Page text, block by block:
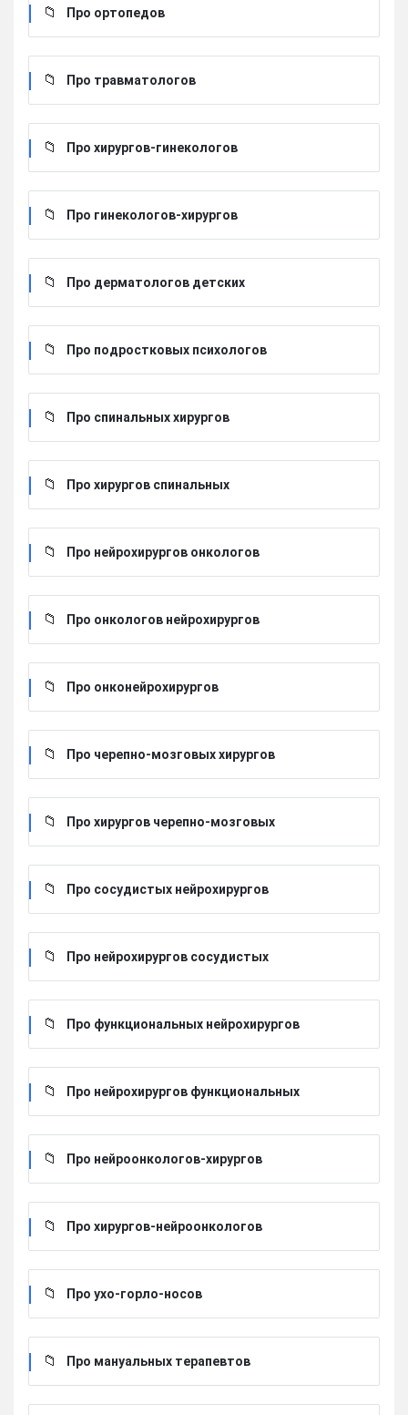
Про ортопедов
Про травматологов
Про хирургов-гинекологов
Про гинекологов-хирургов
Про дерматологов детских
Про подростковых психологов
Про спинальных хирургов
Про хирургов cпинальных
Про нейрохирургов онкологов
Про онкологов нейрохирургов
Про онконейрохирургов
Про черепно-мозговых хирургов
Про хирургов черепно-мозговых
Про сосудистых нейрохирургов
Про нейрохирургов сосудистых
Про функциональных нейрохирургов
Про нейрохирургов функциональных
Про нейроонкологов-хирургов
Про хирургов-нейроонкологов
Про ухо-горло-носов
Про мануальных терапевтов